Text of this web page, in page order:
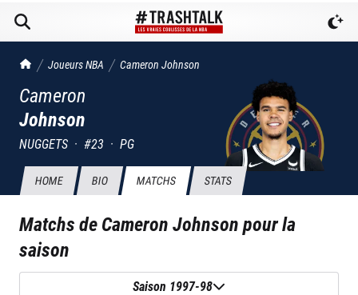
TrashTalk Actu NBA
Joueurs NBA Cameron Johnson
Cameron
Johnson
NUGGETS · #23 · PG
HOME BIO MATCHS STATS
Matchs deCameron Johnsonpour la
saison
Saison 1997-98